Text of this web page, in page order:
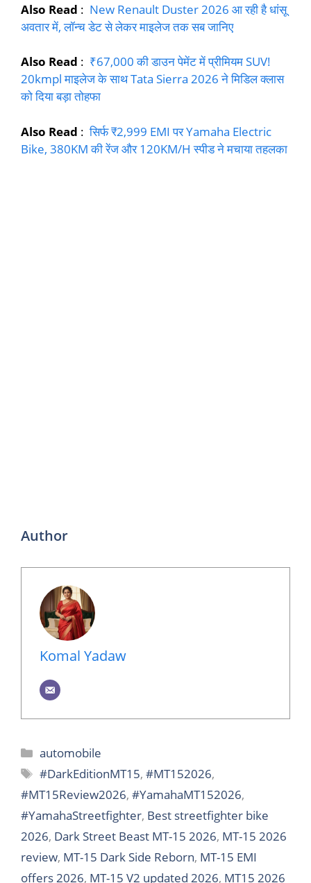
Also Read : New Renault Duster 2026 आ रही है धांसू
अवतार में, लॉन्च डेट से लेकर माइलेज तक सब जानिए
Also Read : ₹67,000 की डाउन पेमेंट में प्रीमियम SUV!
20kmpl माइलेज के साथ Tata Sierra 2026 ने मिडिल क्लास
को दिया बड़ा तोहफा
Also Read :सिर्फ ₹2,999 EMI पर Yamaha Electric
Bike, 380KM की रेंज और 120KM/H स्पीड ने मचाया तहलका
Author
Komal Yadaw
Categories
automobile
Tags
#DarkEditionMT15,#MT152026,
#MT15Review2026, #YamahaMT152026,
#YamahaStreetfighter, Best streetfighter bike
2026, Dark Street Beast MT-15 2026, MT-15 2026
review, MT-15 Dark Side Reborn, MT-15 EMI
offers 2026, MT-15 V2 updated 2026, MT15 2026